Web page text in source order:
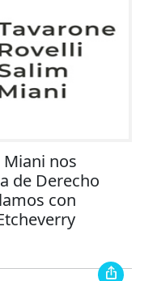
Miani nos
de Derecho
con